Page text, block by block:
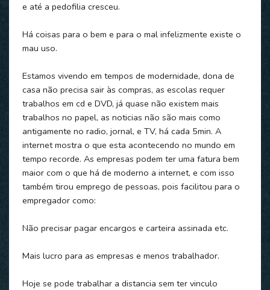
e até a pedofilia cresceu.
Há coisas para o bem e para o mal infelizmente existe o
mau uso.
Estamos vivendo em tempos de modernidade, dona de
casa não precisa sair às compras, as escolas requer
trabalhos em cd e DVD, já quase não existem mais
trabalhos no papel, as noticias não são mais como
antigamente no radio, jornal, e TV, há cada 5min. A
internet mostra o que esta acontecendo no mundo em
tempo recorde. As empresas podem ter uma fatura bem
maior com o que há de moderno a internet, e com isso
também tirou emprego de pessoas, pois facilitou para o
empregador como:
Não precisar pagar encargos e carteira assinada etc.
Mais lucro para as empresas e menos trabalhador.
Hoje se pode trabalhar a distancia sem ter vinculo